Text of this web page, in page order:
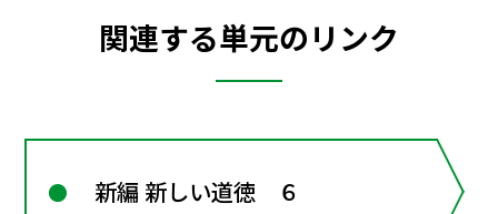
関連する単元のリンク
新編 新しい道徳 ６